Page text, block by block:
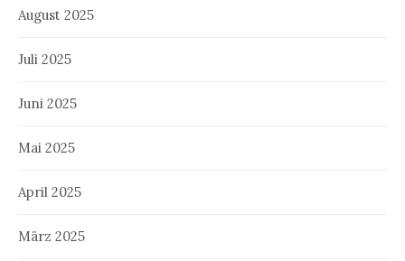
August 2025
Juli 2025
Juni 2025
Mai 2025
April 2025
März 2025